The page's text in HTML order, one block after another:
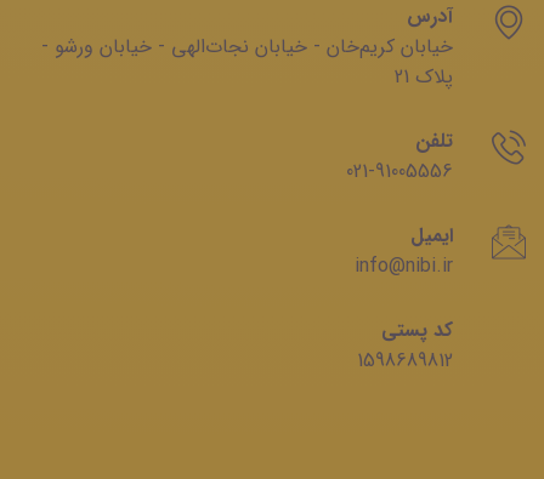
آدرس
خیابان‌ کریم‌‌خان - خیابان ‌نجات‌الهی - خیابان ‌ورشو -
پلاک 21
تلفن
021-91005556
ایمیل
info@nibi.ir
کد پستی
1598689812